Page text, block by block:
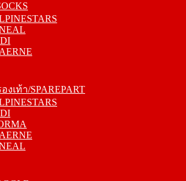
งเท้า/SPAREPART
งเท้า/SPAREPART